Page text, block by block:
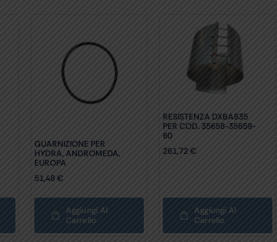
GUARNIZIONE PER
HYDRA, ANDROMEDA,
EUROPA
51,48€
Aggiungi Al
Carrello
RESISTENZA DXBA835
PER COD. 35658-35659-
60
261,72 €
Aggiungi Al
Carrello